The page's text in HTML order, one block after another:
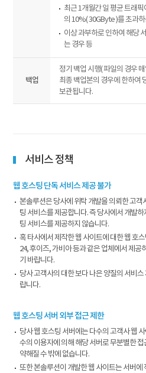
최근 1개월간 일 평균 트래
의 10%( 30GByte )를 초과
이상 과부하로 인하여 해당
는 경우 등
백업
정기 백업 시행( 파일의 경우
최종 백업본의 경우에 한하여
보관됩니다.
서비스 정책
웹 호스팅 단독 서비스 제공 불가
본솔루션은 당사에 위탁 개발을 의뢰한 고객
팅 서비스를 제공합니다. 즉 당사에서 개발
팅 서비스를 제공하지 않습니다.
혹 타사에서 제작한 웹 사이트에 대한 웹 호
24, 후이즈, 가비아 등과 같은 업체에서 제공
기 바랍니다.
당사 고객사의 대한 보다 나은 양질의 서비
랍니다.
웹 호스팅 서버 외부 접근 제한
당사 웹 호스팅 서버에는 다수의 고객사 웹
수의 이용자에 의해 해당 서버로 무분별한
약해질 수 밖에 없습니다.
또한 본솔루션이 개발한 웹 사이트는 서버